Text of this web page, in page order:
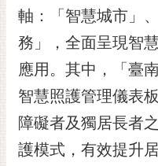
桐
花
祭
網
站
導
覽
軸：「智慧城市」
務」，全面呈現智
應用。其中，「臺
智慧照護管理儀表
障礙者及獨居長者
護模式，有效提升